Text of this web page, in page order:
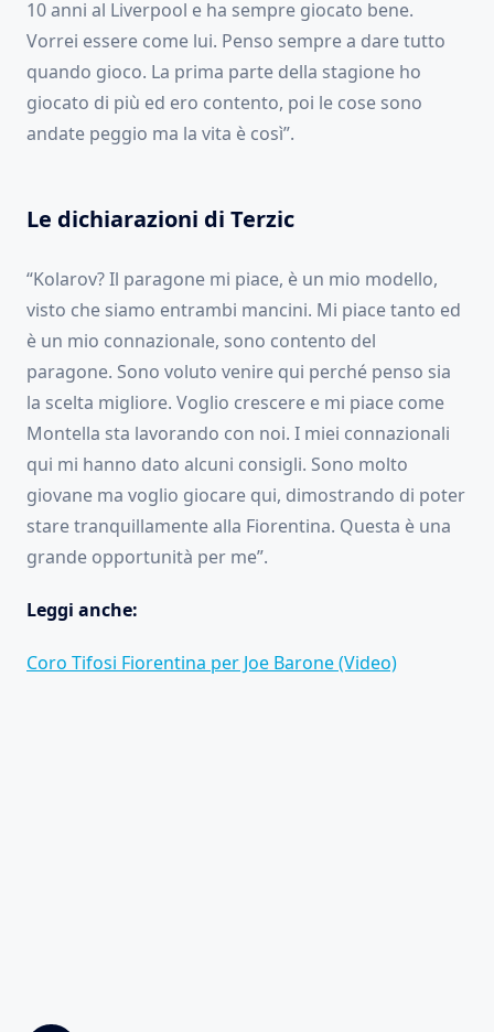
10 anni al Liverpool e ha sempre giocato bene.
Vorrei essere come lui. Penso sempre a dare tutto
quando gioco. La prima parte della stagione ho
giocato di più ed ero contento, poi le cose sono
andate peggio ma la vita è così”.
Le dichiarazioni di Terzic
“Kolarov? Il paragone mi piace, è un mio modello,
visto che siamo entrambi mancini. Mi piace tanto ed
è un mio connazionale, sono contento del
paragone. Sono voluto venire qui perché penso sia
la scelta migliore. Voglio crescere e mi piace come
Montella sta lavorando con noi. I miei connazionali
qui mi hanno dato alcuni consigli. Sono molto
giovane ma voglio giocare qui, dimostrando di poter
stare tranquillamente alla Fiorentina. Questa è una
grande opportunità per me”.
Leggi anche:
Coro Tifosi Fiorentina per Joe Barone (Video)